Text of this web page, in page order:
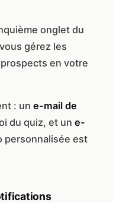
onglet du
gérez les
en votre
: un e-mail de
du quiz, et un e-
personnalisée est